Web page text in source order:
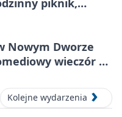
piknik,
Nowym Dworze
wieczór w
Kolejne wydarzenia